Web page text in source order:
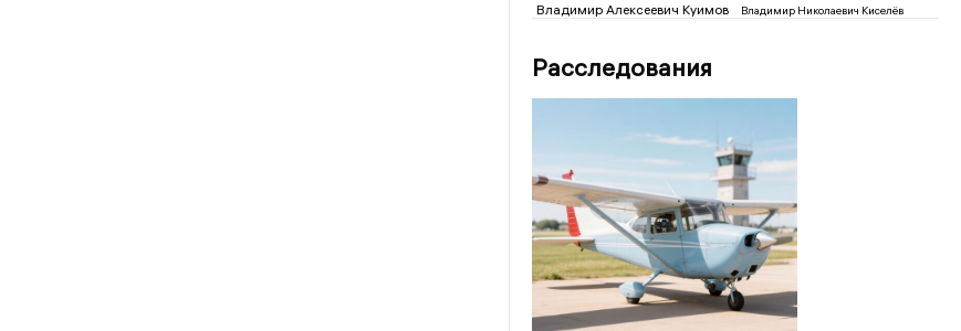
Владимир Алексеевич Куимов Владимир Николаевич Киселёв
Расследования